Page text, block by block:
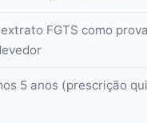
FGTS como
5 anos (prescrição